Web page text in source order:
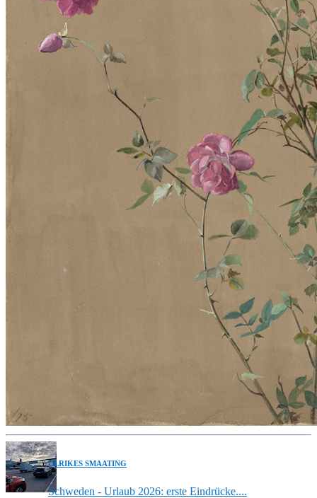
ULRIKES SMAATING
Schweden - Urlaub 2026: erste Eindrücke....